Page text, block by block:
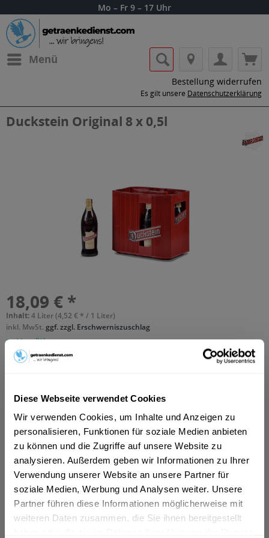
Diese Webseite verwendet Cookies
Wir verwenden Cookies, um Inhalte und Anzeigen zu
personalisieren, Funktionen für soziale Medien anbieten
zu können und die Zugriffe auf unsere Website zu
analysieren. Außerdem geben wir Informationen zu Ihrer
Verwendung unserer Website an unsere Partner für
soziale Medien, Werbung und Analysen weiter. Unsere
Partner führen diese Informationen möglicherweise mit
weiteren Daten zusammen, die Sie ihnen bereitgestellt
Mo – Fr 9 – 17 Uhr
Menü
Bestellung widerrufen
Es gilt unsere Datenschutzerklärung
Duckstein Original 8 x 0,5l
18,09 € *
Inhalt:4 Liter (4,52 € * / 1 Liter)
inkl. MwSt. ggf. zzgl. Erschwerniszuschlag
Vorrätig
MEHRWEG
In denWarenkorb
Hinzugefügt
Artikel-Nr.: 14658
Beschreibung
"Obergärige Bierspezialität, auf Buchenholz gereift.
Duckstein Original ist eine obergärige...